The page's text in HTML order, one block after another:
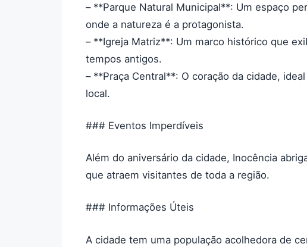
– **Parque Natural Municipal**: Um espaço
onde a natureza é a protagonista.
– **Igreja Matriz**: Um marco histórico que
tempos antigos.
– **Praça Central**: O coração da cidade,
local.
### Eventos Imperdíveis
Além do aniversário da cidade, Inocência
que atraem visitantes de toda a região.
### Informações Úteis
A cidade tem uma população acolhedora de